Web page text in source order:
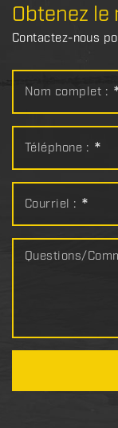
Obtenez
Contactez-nous
Nom complet : *
Téléphone : *
Courriel : *
Questions/